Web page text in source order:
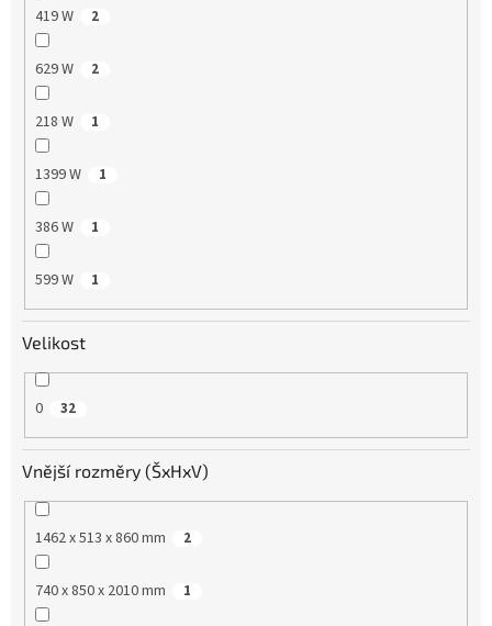
419 W 2
629 W 2
218 W 1
1399 W 1
386 W 1
599 W 1
Velikost
0 32
Vnější rozměry (ŠxHxV)
1462 x 513 x 860 mm 2
740 x 850 x 2010 mm 1